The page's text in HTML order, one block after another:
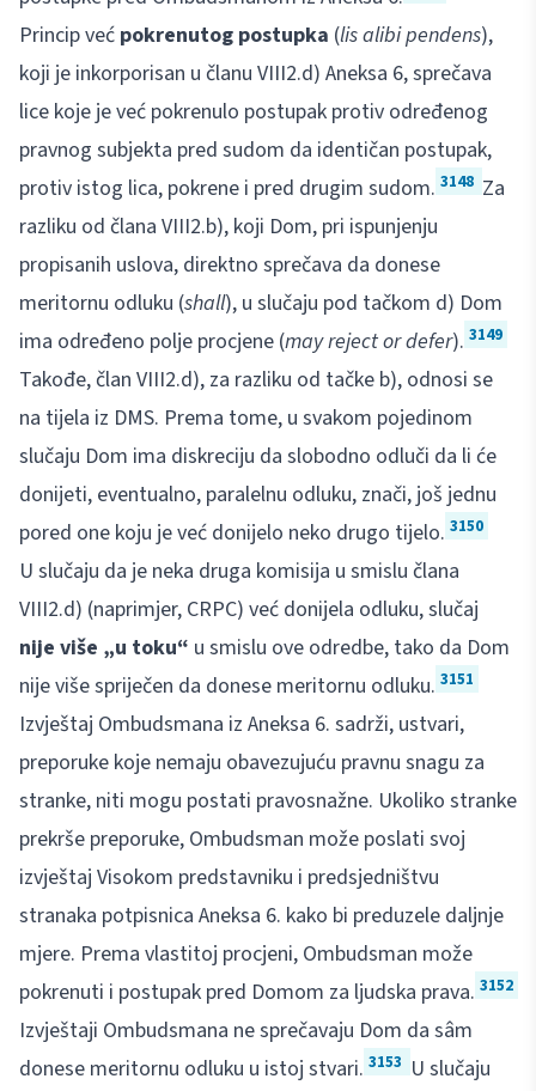
Princip već pokrenutog postupka (lis alibi pendens),
koji je inkorporisan u članu VIII2.d) Aneksa 6, sprečava
lice koje je već pokrenulo postupak protiv određenog
pravnog subjekta pred sudom da identičan postupak,
protiv istog lica, pokrene i pred drugim sudom. 3148 Za
razliku od člana VIII2.b), koji Dom, pri ispunjenju
propisanih uslova, direktno sprečava da donese
meritornu odluku (shall), u slučaju pod tačkom d) Dom
ima određeno polje procjene (may reject or defer). 3149
Takođe, član VIII2.d), za razliku od tačke b), odnosi se
na tijela iz DMS. Prema tome, u svakom pojedinom
slučaju Dom ima diskreciju da slobodno odluči da li će
donijeti, eventualno, paralelnu odluku, znači, još jednu
pored one koju je već donijelo neko drugo tijelo. 3150
U slučaju da je neka druga komisija u smislu člana
VIII2.d) (naprimjer, CRPC) već donijela odluku, slučaj
nije više „u toku“ u smislu ove odredbe, tako da Dom
nije više spriječen da donese meritornu odluku. 3151
Izvještaj Ombudsmana iz Aneksa 6. sadrži, ustvari,
preporuke koje nemaju obavezujuću pravnu snagu za
stranke, niti mogu postati pravosnažne. Ukoliko stranke
prekrše preporuke, Ombudsman može poslati svoj
izvještaj Visokom predstavniku i predsjedništvu
stranaka potpisnica Aneksa 6. kako bi preduzele daljnje
mjere. Prema vlastitoj procjeni, Ombudsman može
pokrenuti i postupak pred Domom za ljudska prava. 3152
Izvještaji Ombudsmana ne sprečavaju Dom da sâm
donese meritornu odluku u istoj stvari. 3153 U slučaju